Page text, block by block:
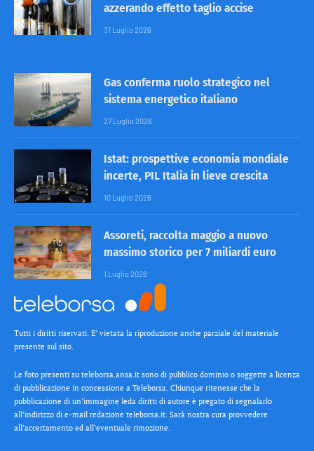
azzerando effetto taglio accise
31 Luglio 2026
Gas conferma ruolo strategico nel
sistema energetico italiano
27 Luglio 2026
Istat: prospettive economia mondiale
incerte, PIL Italia in lieve crescita
10 Luglio 2026
Assoreti, raccolta maggio a nuovo
massimo storico per 7 miliardi euro
1 Luglio 2026
Tutti i diritti riservati. E’ vietata la riproduzione anche parziale del materiale
presente sul sito.
Le foto presenti su teleborsa.ansa.it sono di pubblico dominio o soggette a licenza
di pubblicazione in concessione a Teleborsa. Chiunque ritenesse che la
pubblicazione di un’immagine leda diritti di autore è pregato di segnalarlo
all’indirizzo di e-mail redazione teleborsa.it. Sarà nostra cura provvedere
all’accertamento ed all’eventuale rimozione.